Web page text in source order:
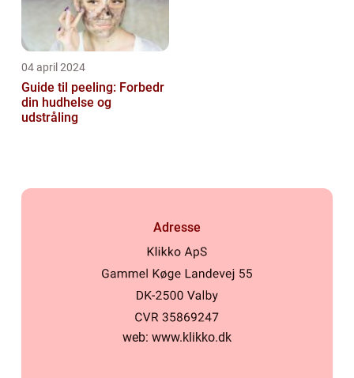
04 april 2024
Guide til peeling: Forbedr
din hudhelse og
udstråling
Adresse
web: www.klikko.dk